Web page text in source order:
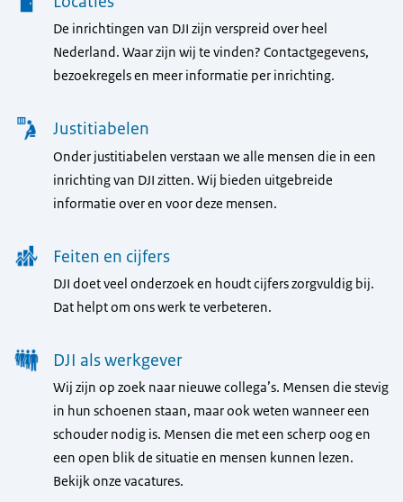
De inrichtingen van DJI zijn verspreid over heel
Nederland. Waar zijn wij te vinden? Contactgegevens,
bezoekregels en meer informatie per inrichting.
Justitiabelen
Onder justitiabelen verstaan we alle mensen die in een
inrichting van DJI zitten. Wij bieden uitgebreide
informatie over en voor deze mensen.
Feiten en cijfers
DJI doet veel onderzoek en houdt cijfers zorgvuldig bij.
Dat helpt om ons werk te verbeteren.
DJI als werkgever
Wij zijn op zoek naar nieuwe collega’s. Mensen die stevig
in hun schoenen staan, maar ook weten wanneer een
schouder nodig is. Mensen die met een scherp oog en
een open blik de situatie en mensen kunnen lezen.
Bekijk onze vacatures.